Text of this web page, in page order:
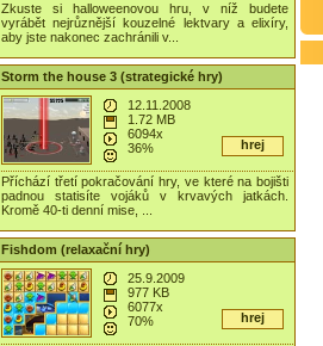
Zkuste si halloweenovou hru, v níž budete
vyrábět nejrůznější kouzelné lektvary a elixíry,
aby jste nakonec zachránili v...
Storm the house 3 (strategické hry)
12.11.2008
1.72 MB
6094x
36%
hrej
Příchází třetí pokračování hry, ve které na bojišti
padnou statisíte vojáků v krvavých jatkách.
Kromě 40-ti denní mise, ...
Fishdom (relaxační hry)
25.9.2009
977 KB
6077x
70%
hrej